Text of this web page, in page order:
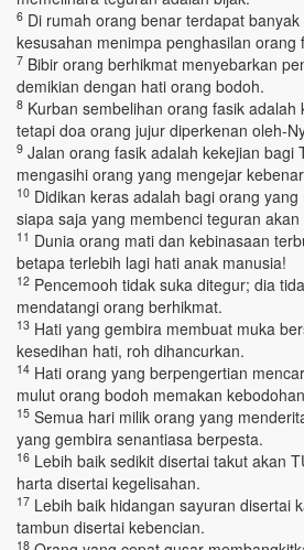
6 Di rumah orang benar terdapat
kesusahan menimpa penghasilan orang
7 Bibir orang berhikmat menyebarkan
demikian dengan hati orang bodoh.
8 Kurban sembelihan orang fasik adalah
tetapi doa orang jujur diperkenan oleh-
9 Jalan orang fasik adalah kekejian bagi
mengasihi orang yang mengejar
10 Didikan keras adalah bagi orang
siapa saja yang membenci teguran akan
11 Dunia orang mati dan kebinasaan
betapa terlebih lagi hati anak manusia!
12 Pencemooh tidak suka ditegur; dia
mendatangi orang berhikmat.
13 Hati yang gembira membuat muka
kesedihan hati, roh dihancurkan.
14 Hati orang yang berpengertian
mulut orang bodoh memakan
15 Semua hari milik orang yang
yang gembira senantiasa berpesta.
16 Lebih baik sedikit disertai takut akan
harta disertai kegelisahan.
17 Lebih baik hidangan sayuran disertai
tambun disertai kebencian.
18